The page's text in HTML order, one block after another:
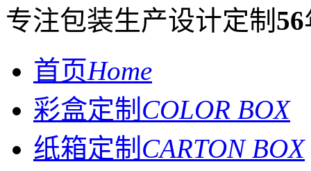
专注包装生产设计定制 56
首页Home
彩盒定制 COLOR BOX
纸箱定制 CARTON BOX